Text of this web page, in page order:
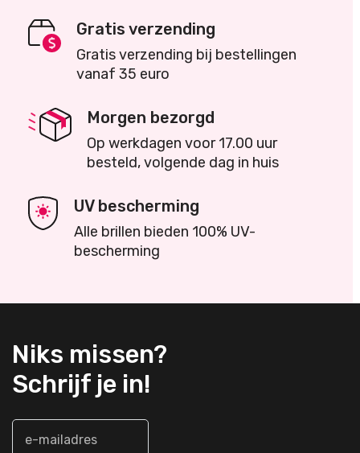
Gratis verzending
Gratis verzending bij bestellingen
vanaf 35 euro
Morgen bezorgd
Op werkdagen voor 17.00 uur
besteld, volgende dag in huis
UV bescherming
Alle brillen bieden 100% UV-
bescherming
Niks missen?
Schrijf je in!